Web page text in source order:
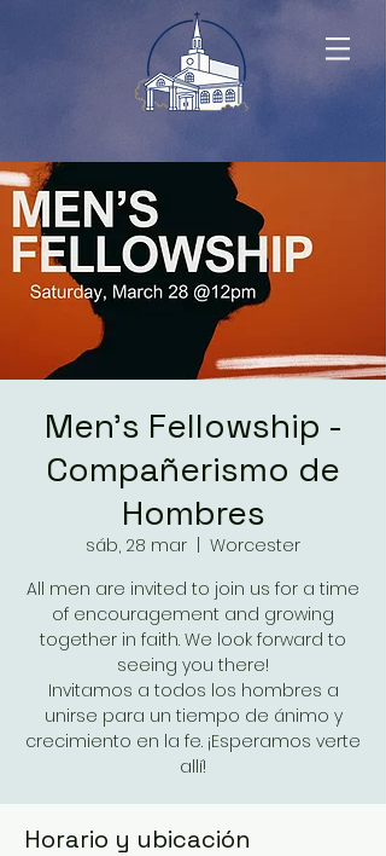
Men's Fellowship -
Compañerismo de
Hombres
sáb, 28 mar
Worcester
All men are invited to join us for a time
of encouragement and growing
together in faith. We look forward to
seeing you there!
Invitamos a todos los hombres a
unirse para un tiempo de ánimo y
crecimiento en la fe. ¡Esperamos verte
allí!
Horario y ubicación